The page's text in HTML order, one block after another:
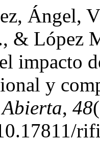
Ángel,
& López
impacto
y
, 48